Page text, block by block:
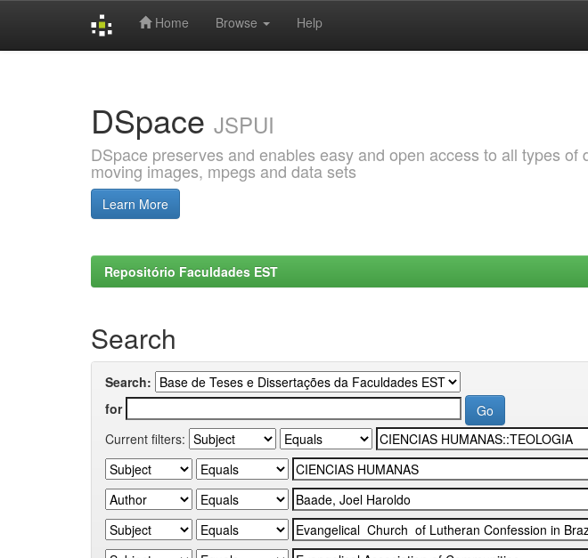
Home Browse Help
DSpace JSPUI
DSpace preserves and enables easy and open access to all types
moving images, mpegs and data sets
Learn More
Repositório Faculdades EST
Search
Search:
for
Current filters: